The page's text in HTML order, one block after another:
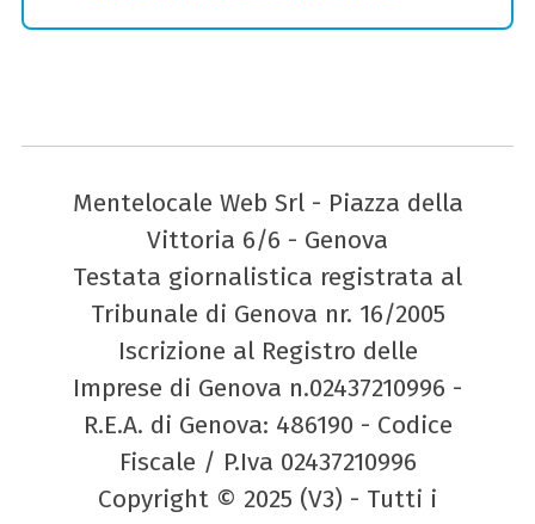
Mentelocale Web Srl - Piazza della
Vittoria 6/6 - Genova
Testata giornalistica registrata al
Tribunale di Genova nr. 16/2005
Iscrizione al Registro delle
Imprese di Genova n.02437210996 -
R.E.A. di Genova: 486190 - Codice
Fiscale / P.Iva 02437210996
Copyright © 2025 (V3) - Tutti i